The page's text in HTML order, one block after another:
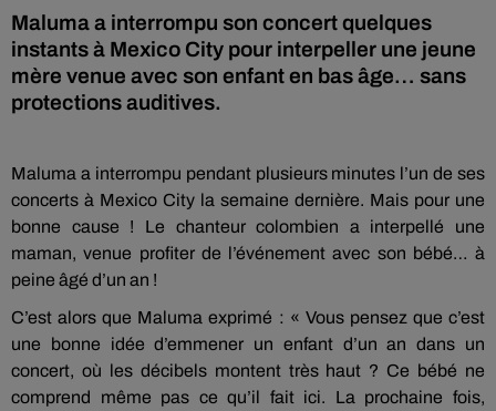
Maluma a interrompu son concert quelques
instants à Mexico City pour interpeller une jeune
mère venue avec son enfant en bas âge… sans
protections auditives.
Maluma a interrompu pendant plusieurs minutes l’un de ses
concerts à Mexico City la semaine dernière. Mais pour une
bonne cause ! Le chanteur colombien a interpellé une
maman, venue profiter de l’événement avec son bébé… à
peine âgé d’un an !
C’est alors que Maluma exprimé : « Vous pensez que c’est
une bonne idée d’emmener un enfant d’un an dans un
concert, où les décibels montent très haut ? Ce bébé ne
comprend même pas ce qu’il fait ici. La prochaine fois,